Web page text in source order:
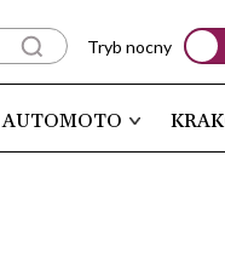
Tryb nocny
AUTOMOTO